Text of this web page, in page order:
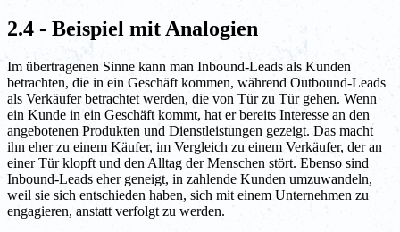
2.4 - Beispiel mit Analogien
Im übertragenen Sinne kann man Inbound-Leads als Kunden
betrachten, die in ein Geschäft kommen, während Outbound-Leads
als Verkäufer betrachtet werden, die von Tür zu Tür gehen. Wenn
ein Kunde in ein Geschäft kommt, hat er bereits Interesse an den
angebotenen Produkten und Dienstleistungen gezeigt. Das macht
ihn eher zu einem Käufer, im Vergleich zu einem Verkäufer, der an
einer Tür klopft und den Alltag der Menschen stört. Ebenso sind
Inbound-Leads eher geneigt, in zahlende Kunden umzuwandeln,
weil sie sich entschieden haben, sich mit einem Unternehmen zu
engagieren, anstatt verfolgt zu werden.